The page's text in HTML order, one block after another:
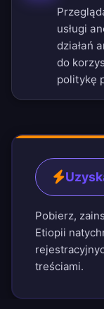
usługi
działań
do
politykę
Pobierz,
Etiopii
treściami.